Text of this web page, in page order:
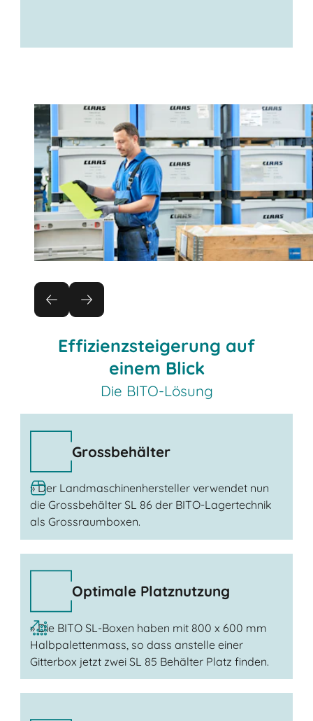
Effizienzsteigerung auf
einem Blick
Die BITO-Lösung
Grossbehälter
» Der Landmaschinenhersteller verwendet nun
die Grossbehälter SL 86 der BITO-Lagertechnik
als Grossraumboxen.
Optimale Platznutzung
» Die BITO SL-Boxen haben mit 800 x 600 mm
Halbpalettenmass, so dass anstelle einer
Gitterbox jetzt zwei SL 85 Behälter Platz finden.